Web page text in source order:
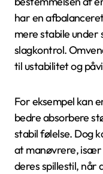
har en
mere stabile under
slagkontrol.
til ustabilitet og
For eksempel kan
bedre absorbere
stabil følelse. Dog
at manøvrere, især
deres spillestil,